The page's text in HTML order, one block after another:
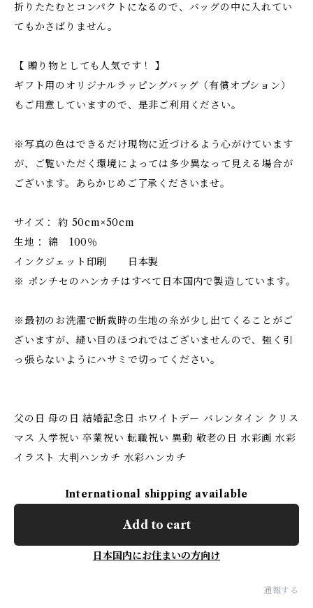
折りたたむとコンパクトになるので、バッグの中に入れてい
てもかさばりません。
【 贈り物としても人気です！ 】
ギフト用のオリジナルラッピングバッグ（有償オプション）
もご用意していますので、是非ご利用ください。
※写真の色はできるだけ現物に近づけるよう心がけています
が、ご覧いただく環境によっては多少異なって見える場合が
ございます。あらかじめご了承くださいませ。
サイズ： 約 50cm×50cm
生地： 綿 100％
インクジェット印刷 日本製
※ ポンチセのハンカチはすべて日本国内で製造しています。
※最初のお洗濯で断裁時の生地の糸が少し出てくることがご
ざいますが、縫い目のほつれではございませんので、強く引
っ張らないようにハサミで切ってください。
父の日 母の日 結婚記念日 ホワイトデー バレンタイン クリス
マス 入学祝い 卒業祝い 転職祝い 異動 敬老の日 水彩画 水彩
イラスト 大判ハンカチ 水彩ハンカチ
International shipping available
Add to cart
日本国内にお住まいの方向け
通報する